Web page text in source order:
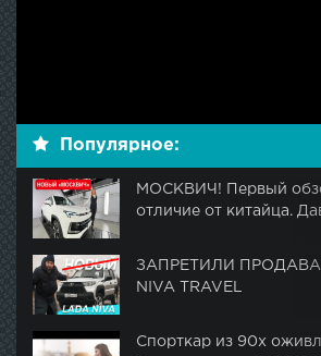
Популярное:
МОСКВИЧ! Первый
отличие от китайца.
ЗАПРЕТИЛИ
NIVA TRAVEL
Спорткар из 90х